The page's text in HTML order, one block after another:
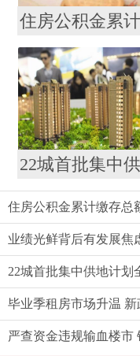
住房公积金累计缴存总
业绩光鲜背后有发展焦
毕业季租房市场升温